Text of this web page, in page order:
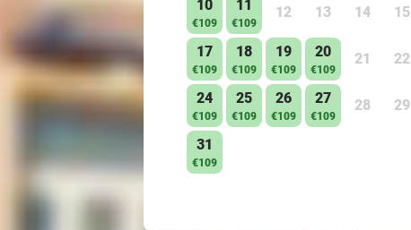
10
€109
11
€109
12 13 14 15
17
€109
18
€109
19
€109
20
€109
21 22
24
€109
25
€109
26
€109
27
€109
28 29
31
€109